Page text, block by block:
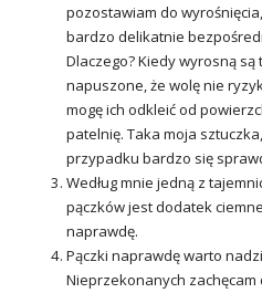
pozostawiam do
bardzo delikatnie
Dlaczego? Kiedy wyrosną
napuszone, że wolę nie
mogę ich odkleić od
patelnię. Taka moja
przypadku bardzo się
Według mnie jedną z
pączków jest dodatek
naprawdę.
Pączki naprawdę warto
Nieprzekonanych